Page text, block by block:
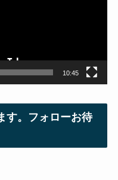
10:45
。フォローお待